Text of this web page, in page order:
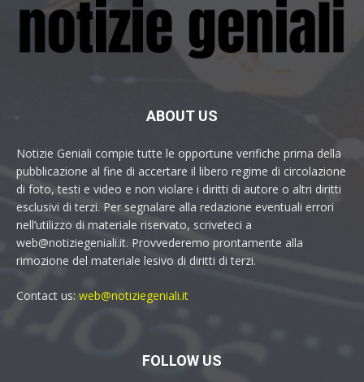
ABOUT US
Notizie Geniali compie tutte le opportune verifiche prima della
pubblicazione al fine di accertare il libero regime di circolazione
di foto, testi e video e non violare i diritti di autore o altri diritti
esclusivi di terzi. Per segnalare alla redazione eventuali errori
nell’utilizzo di materiale riservato, scriveteci a
web@notiziegeniali.it. Provvederemo prontamente alla
rimozione del materiale lesivo di diritti di terzi.
Contact us: web@notiziegeniali.it
FOLLOW US